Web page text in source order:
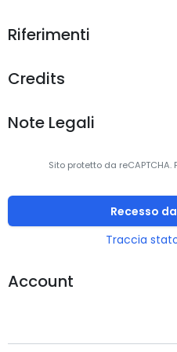
raccomandato
dispositivo
Interruttore a
Struttura tastiera
Linguaggio
Riferimenti
Credits
Note Legali
Sito protetto da reCAPTCHA.
Recesso
Traccia
Account